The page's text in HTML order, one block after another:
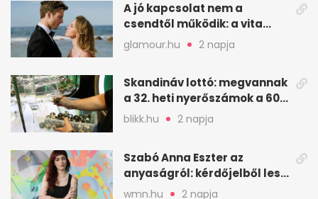
A jó kapcsolat nem a
csendtől működik: a vita
néha egészséges jel
glamour.hu 2 napja
Skandináv lottó: megvannak
a 32. heti nyerőszámok a 600
milliós játékhoz
blikk.hu 2 napja
Szabó Anna Eszter az
anyaságról: kérdőjelből lesz
valaha felkiáltójel?
wmn.hu 2 napja